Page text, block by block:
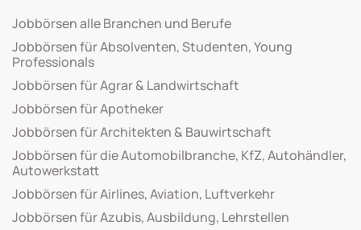
Jobbörsen alle Branchen und Berufe
Jobbörsen für Absolventen, Studenten, Young
Professionals
Jobbörsen für Agrar & Landwirtschaft
Jobbörsen für Apotheker
Jobbörsen für Architekten & Bauwirtschaft
Jobbörsen für die Automobilbranche, KfZ, Autohändler,
Autowerkstatt
Jobbörsen für Airlines, Aviation, Luftverkehr
Jobbörsen für Azubis, Ausbildung, Lehrstellen